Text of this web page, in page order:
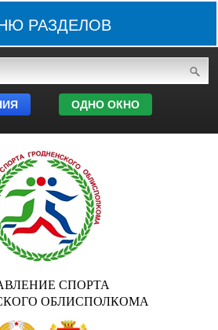
РАЗДЕЛОВ
ОДНО ОКНО
СПОРТА
ОБЛИСПОЛКОМА